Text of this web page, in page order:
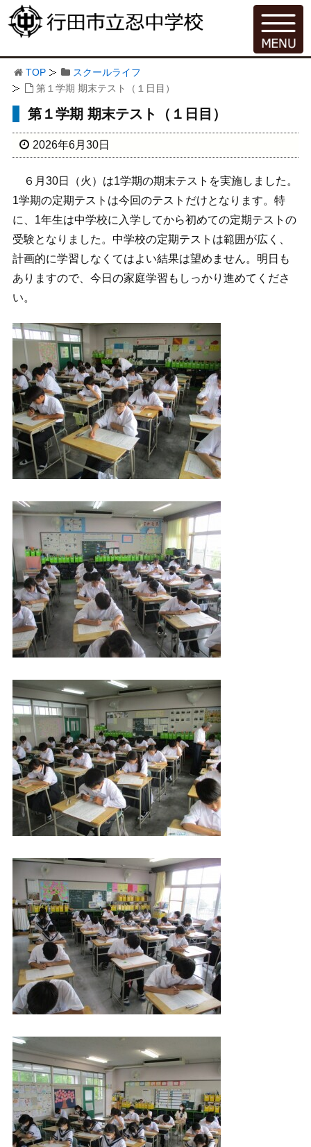
TOP
スクールライフ
第１学期 期末テスト（１日目）
第１学期 期末テスト（１日目）
2026年6月30日
６月30日（火）は1学期の期末テストを実施しました。
1学期の定期テストは今回のテストだけとなります。特
に、1年生は中学校に入学してから初めての定期テストの
受験となりました。中学校の定期テストは範囲が広く、
計画的に学習しなくてはよい結果は望めません。明日も
ありますので、今日の家庭学習もしっかり進めてくださ
い。